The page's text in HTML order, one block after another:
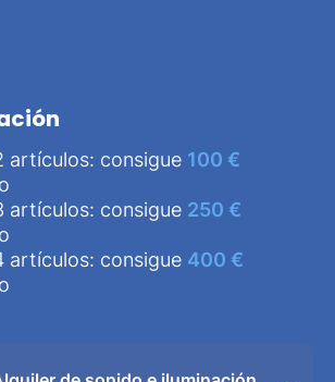
artículos: consigue 100 €
artículos: consigue 250 €
artículos: consigue 400 €